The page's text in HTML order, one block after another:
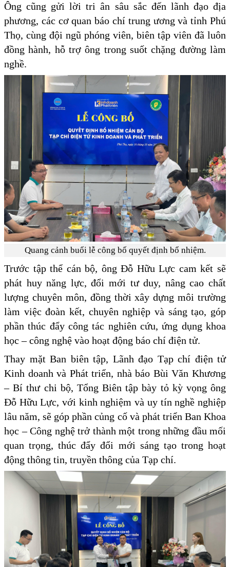
Ông cũng gửi lời tri ân sâu sắc đến lãnh đạo địa
phương, các cơ quan báo chí trung ương và tỉnh Phú
Thọ, cùng đội ngũ phóng viên, biên tập viên đã luôn
đồng hành, hỗ trợ ông trong suốt chặng đường làm
nghề.
Quang cảnh buổi lễ công bố quyết định bổ nhiệm.
Trước tập thể cán bộ, ông Đỗ Hữu Lực cam kết sẽ
phát huy năng lực, đổi mới tư duy, nâng cao chất
lượng chuyên môn, đồng thời xây dựng môi trường
làm việc đoàn kết, chuyên nghiệp và sáng tạo, góp
phần thúc đẩy công tác nghiên cứu, ứng dụng khoa
học – công nghệ vào hoạt động báo chí điện tử.
Thay mặt Ban biên tập, Lãnh đạo Tạp chí điện tử
Kinh doanh và Phát triển, nhà báo Bùi Văn Khương
– Bí thư chi bộ, Tổng Biên tập bày tỏ kỳ vọng ông
Đỗ Hữu Lực, với kinh nghiệm và uy tín nghề nghiệp
lâu năm, sẽ góp phần củng cố và phát triển Ban Khoa
học – Công nghệ trở thành một trong những đầu mối
quan trọng, thúc đẩy đổi mới sáng tạo trong hoạt
động thông tin, truyền thông của Tạp chí.